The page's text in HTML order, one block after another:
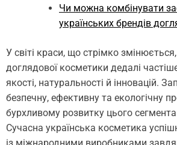
Чи можна комбінувати
українських брендів
У світі краси, що стрімко
доглядової косметики дедалі
якості, натуральності й інновацій.
безпечну, ефективну та екологічну
бурхливому розвитку цього сегмента
Сучасна українська косметика